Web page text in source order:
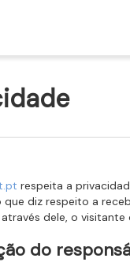
respeita a
diz respeito a
dele, o
do